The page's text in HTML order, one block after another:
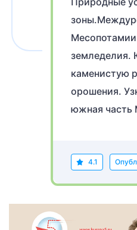
Месопотамии
земледелия.
каменистую
орошения.
южная часть
4.1